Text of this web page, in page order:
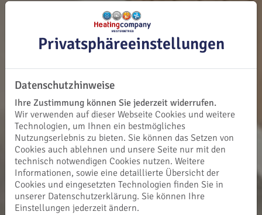
Privatsphäre­einstellungen
Datenschutzhinweise
Ihre Zustimmung können Sie jederzeit widerrufen.
Wir verwenden auf dieser Webseite Cookies und weitere
Technologien, um Ihnen ein bestmögliches
Nutzungserlebnis zu bieten. Sie können das Setzen von
Cookies auch ablehnen und unsere Seite nur mit den
technisch notwendigen Cookies nutzen. Weitere
Informationen, sowie eine detaillierte Übersicht der
Cookies und eingesetzten Technologien finden Sie in
unserer Datenschutzerklärung. Sie können Ihre
Einstellungen jederzeit ändern.